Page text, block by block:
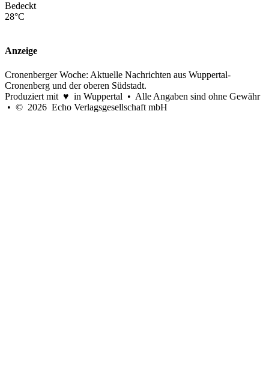
Bedeckt
28°C
Anzeige
Cronenberger Woche: Aktuelle Nachrichten aus Wuppertal-
Cronenberg und der oberen Südstadt.
Produziert mit ♥ in Wuppertal • Alle Angaben sind ohne Gewähr
• © 2026 Echo Verlagsgesellschaft mbH